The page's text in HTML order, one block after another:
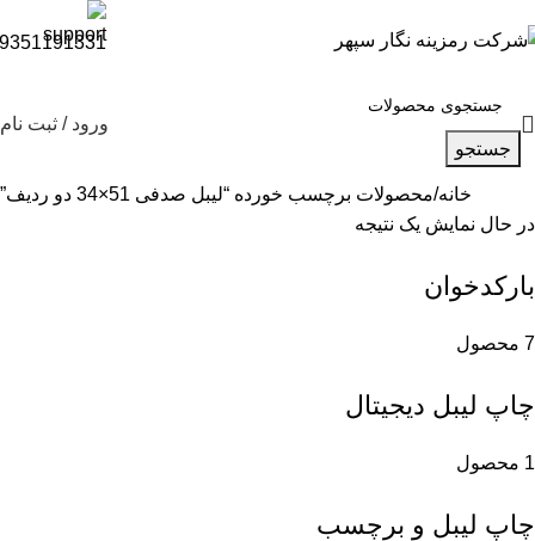
جستجو
ورود / ثبت نام
خانه محصولات برچسب خورده “لیبل صدفی 51×34 دو ردیف”
در حال نمایش یک نتیجه
بارکدخوان
7 محصول
چاپ لیبل دیجیتال
1 محصول
چاپ لیبل و برچسب